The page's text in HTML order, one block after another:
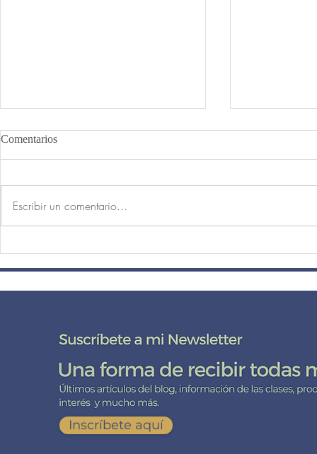
Comentarios
Escribir un comentario...
Inscríbete aquí